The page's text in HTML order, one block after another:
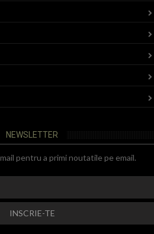
NEWSLETTER
pentru a primi noutatile pe email.